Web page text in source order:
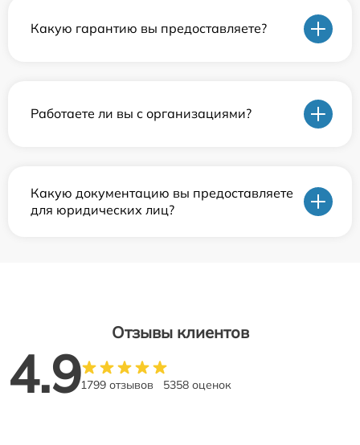
Какую гарантию вы предоставляете?
Работаете ли вы с организациями?
Какую документацию вы предоставляете
для юридических лиц?
Отзывы клиентов
4.91799 отзывов 5358 оценок